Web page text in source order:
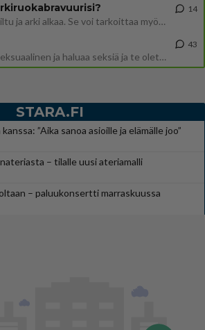
Lomat on monella lomailtu ja arki alkaa. Se voi tarkoittaa myös sitä, että grillailut on grillattu ja palataan arjen ruo
14
Miksi se että mies on seksuaalinen ja haluaa seksiä ja te olette hänen mielestänne haluttava on vastenmielistä? Mikä sii
43
STARA.FI
”Aika sanoa asioille ja elämälle joo”
– tilalle uusi ateriamalli
– paluukonsertti marraskuussa